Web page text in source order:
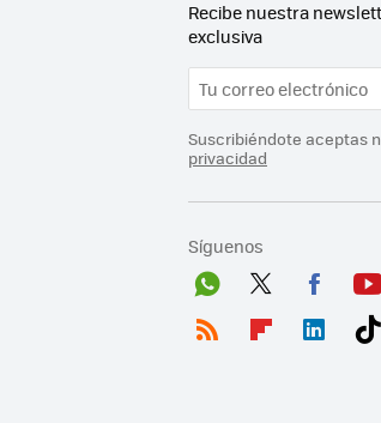
Recibe nuestra
exclusiva
Suscribiéndote aceptas
privacidad
Síguenos
Wh
Twit
Fac
You